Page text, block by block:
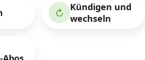
Kündigen und
wechseln